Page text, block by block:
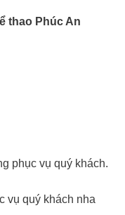
thao Phúc An
phục vụ quý khách.
vụ quý khách nha